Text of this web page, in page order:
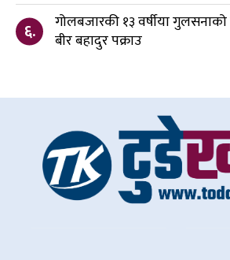
६.
गोलबजारकी १३ वर्षीया
बीर बहादुर पक्राउ